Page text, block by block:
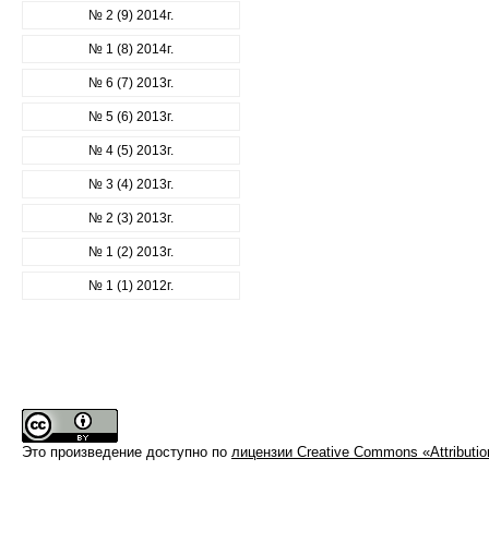
№ 2 (9) 2014г.
№ 1 (8) 2014г.
№ 6 (7) 2013г.
№ 5 (6) 2013г.
№ 4 (5) 2013г.
№ 3 (4) 2013г.
№ 2 (3) 2013г.
№ 1 (2) 2013г.
№ 1 (1) 2012г.
Это произведение доступно по лицензии Creative Commons